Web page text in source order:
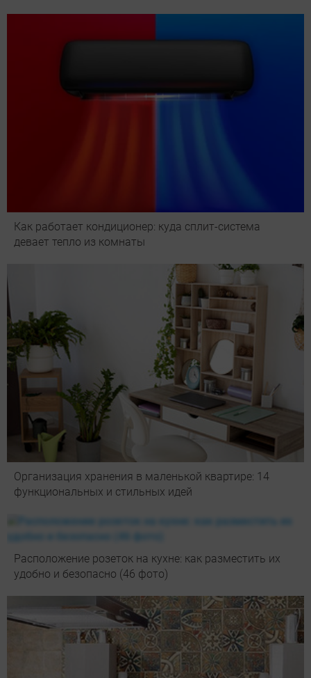
Как работает кондиционер: куда сплит-система
девает тепло из комнаты
Организация хранения в маленькой квартире: 14
функциональных и стильных идей
Расположение розеток на кухне: как разместить их
удобно и безопасно (46 фото)